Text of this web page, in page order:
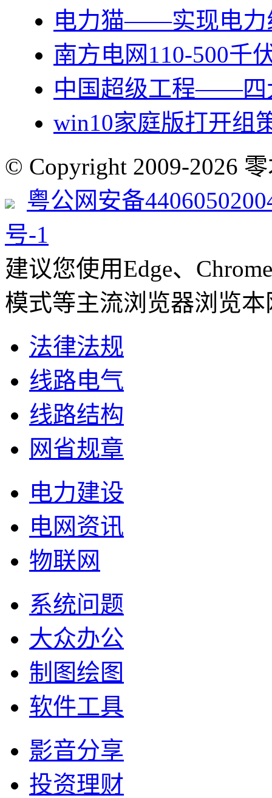
电力猫——实现电力
南方电网110-500千
中国超级工程——四
win10家庭版打开组
© Copyright 2009-2026
粤公网安备
号-1
建议您使用Edge、
模式等主流浏览器浏览本
法律法规
线路电气
线路结构
网省规章
电力建设
电网资讯
物联网
系统问题
大众办公
制图绘图
软件工具
影音分享
投资理财